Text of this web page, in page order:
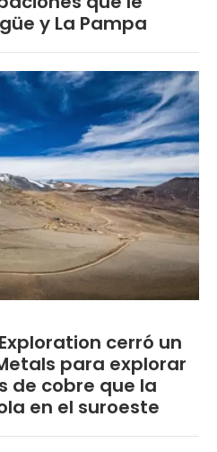
y La Pampa
cerró un
para explorar
de cobre que la
en el suroeste